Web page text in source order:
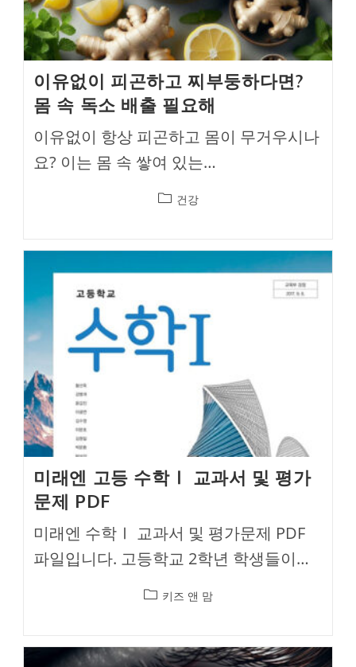
이유없이 피곤하고 찌부둥하다면?
몸 속 독소 배출 필요해
이유없이 항상 피곤하고 몸이 무거우시나
요? 이는 몸 속 쌓여 있는…
Post건강
미래엔 고등 수학Ⅰ 교과서 및 평가
문제 PDF
미래엔 수학Ⅰ 교과서 및 평가문제 PDF
파일입니다. 고등학교 2학년 학생들이…
Post키즈 앤 맘